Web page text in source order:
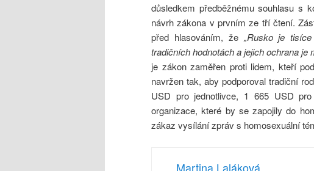
důsledkem předběžnému souhlasu s
návrh zákona v prvním ze tří čtení.
před hlasováním, že „Rusko je
tradičních hodnotách a jejich ochrana je
je zákon zaměřen proti lidem, kteří
navržen tak, aby podporoval tradiční
USD pro jednotlivce, 1 665 USD
organizace, které by se zapojily do
zákaz vysílání zpráv s homosexuální
Martina Laláková